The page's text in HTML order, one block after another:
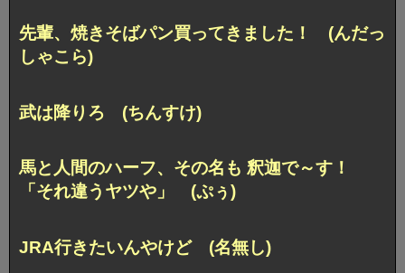
先輩、焼きそばパン買ってきました！ (んだっ
しゃこら)
武は降りろ (ちんすけ)
馬と人間のハーフ、その名も 釈迦で～す！
「それ違うヤツや」 (ぷぅ)
JRA行きたいんやけど (名無し)